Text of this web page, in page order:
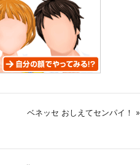
ベネッセ おしえてセンパイ！ »